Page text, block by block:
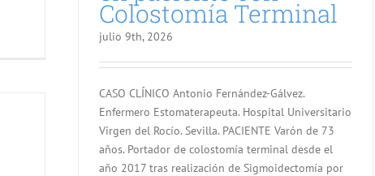
Colostomía Terminal
julio 9th, 2026
CASO CLÍNICO Antonio Fernández-Gálvez.
Enfermero Estomaterapeuta. Hospital Universitario
Virgen del Rocío. Sevilla. PACIENTE Varón de 73
años. Portador de colostomía terminal desde el
año 2017 tras realización de Sigmoidectomía por